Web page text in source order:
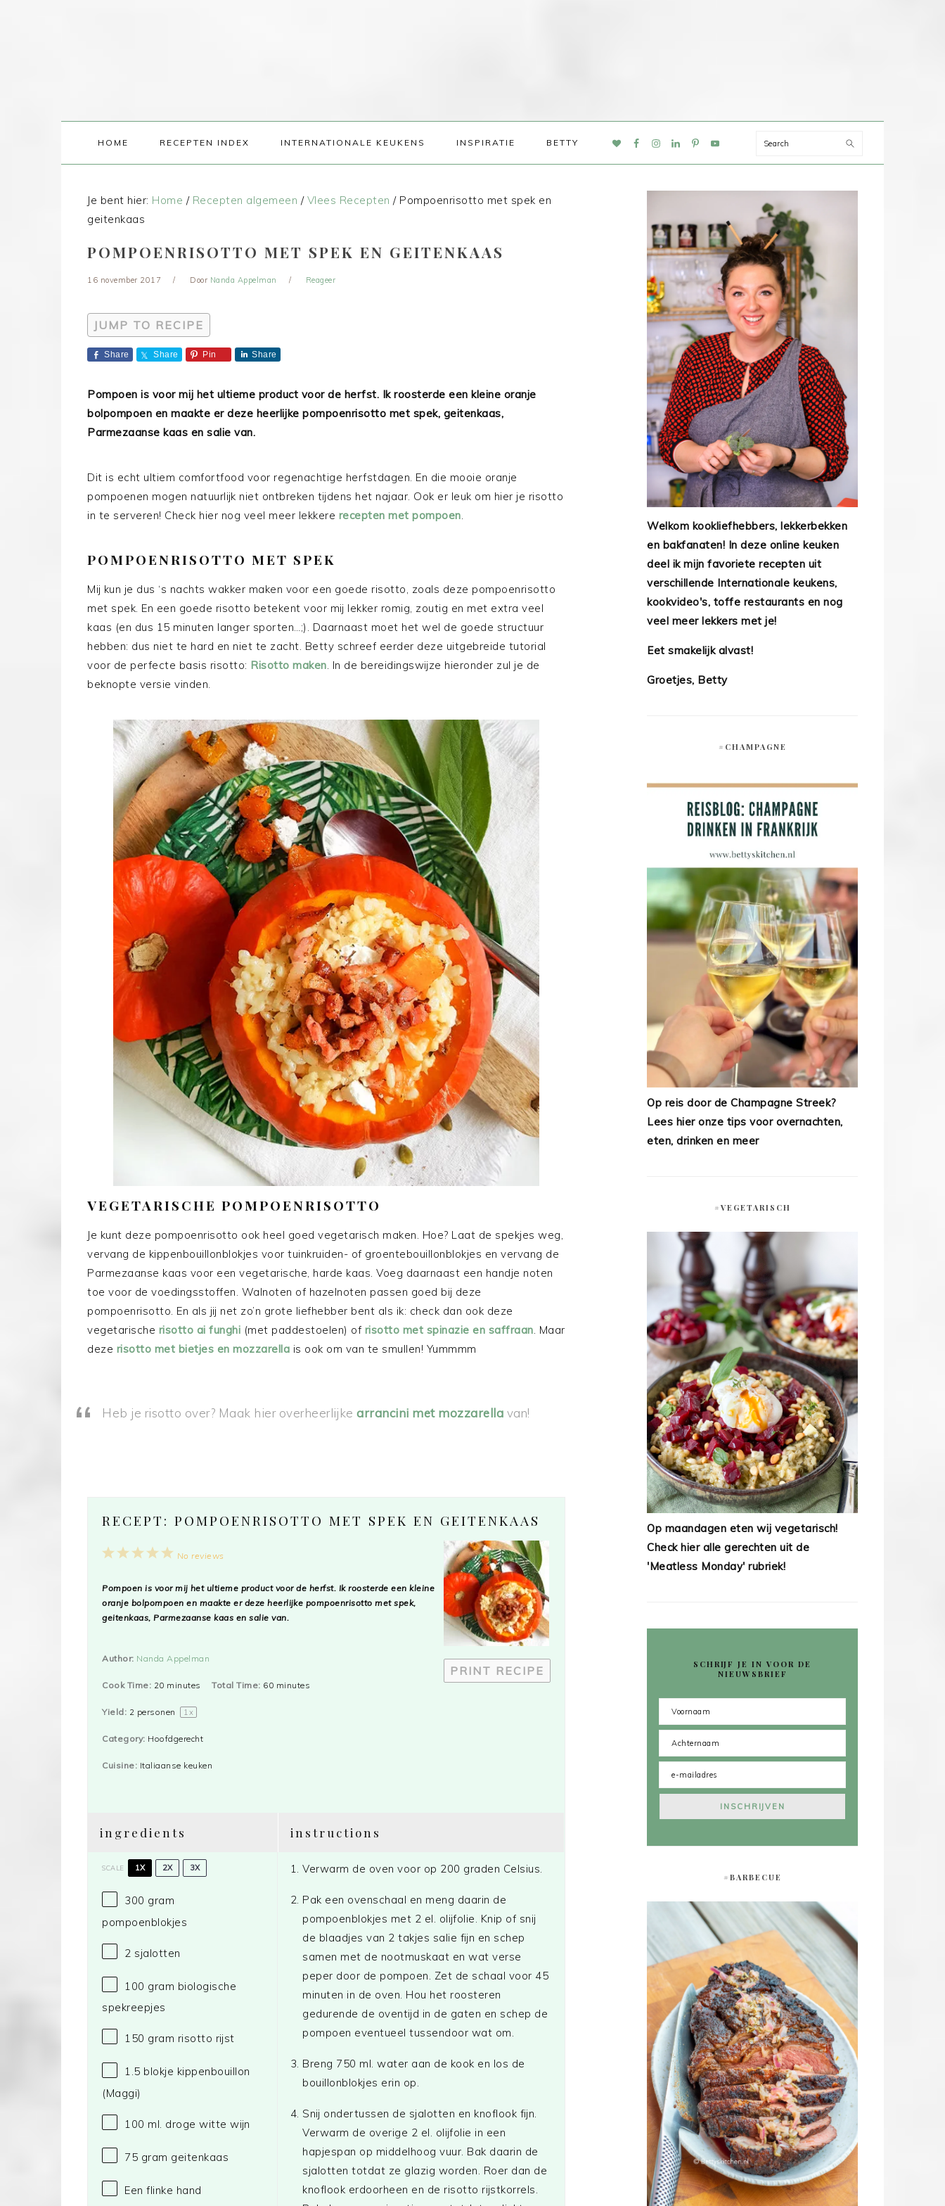
HOME RECEPTEN INDEX INTERNATIONALE KEUKENS INSPIRATIE BETTY
NAV
Search
Je bent hier: Home / Recepten algemeen / Vlees Recepten /Pompoenrisotto met spek en
geitenkaas
POMPOENRISOTTO MET SPEK EN GEITENKAAS
16 november 2017 Door Nanda Appelman Reageer
JUMP TO RECIPE
Share Share Pin Share
Pompoen is voor mij het ultieme product voor de herfst. Ik roosterde een kleine oranje
bolpompoen en maakte er deze heerlijke pompoenrisotto met spek, geitenkaas,
Parmezaanse kaas en salie van.
Dit is echt ultiem comfortfood voor regenachtige herfstdagen. En die mooie oranje
pompoenen mogen natuurlijk niet ontbreken tijdens het najaar. Ook er leuk om hier je risotto
in te serveren! Check hier nog veel meer lekkere recepten met pompoen.
POMPOENRISOTTO MET SPEK
Mij kun je dus ‘s nachts wakker maken voor een goede risotto, zoals deze pompoenrisotto
met spek. En een goede risotto betekent voor mij lekker romig, zoutig en met extra veel
kaas (en dus 15 minuten langer sporten…;). Daarnaast moet het wel de goede structuur
hebben: dus niet te hard en niet te zacht. Betty schreef eerder deze uitgebreide tutorial
voor de perfecte basis risotto: Risotto maken. In de bereidingswijze hieronder zul je de
beknopte versie vinden.
VEGETARISCHE POMPOENRISOTTO
Je kunt deze pompoenrisotto ook heel goed vegetarisch maken. Hoe? Laat de spekjes weg,
vervang de kippenbouillonblokjes voor tuinkruiden- of groentebouillonblokjes en vervang de
Parmezaanse kaas voor een vegetarische, harde kaas. Voeg daarnaast een handje noten
toe voor de voedingsstoffen. Walnoten of hazelnoten passen goed bij deze
pompoenrisotto. En als jij net zo’n grote liefhebber bent als ik: check dan ook deze
vegetarische risotto ai funghi (met paddestoelen) of risotto met spinazie en saffraan. Maar
deze risotto met bietjes en mozzarella is ook om van te smullen! Yummmm
Heb je risotto over? Maak hier overheerlijke arrancini met mozzarella van!
RECEPT: POMPOENRISOTTO MET SPEK EN GEITENKAAS
PRINT RECIPE
5
4
3
2
1
No reviews
Pompoen is voor mij het ultieme product voor de herfst. Ik roosterde een kleine
oranje bolpompoen en maakte er deze heerlijke pompoenrisotto met spek,
geitenkaas, Parmezaanse kaas en salie van.
Author: Nanda Appelman
Cook Time: 20 minutes Total Time: 60 minutes
Yield: 2 personen 1x
Category: Hoofdgerecht
Cuisine: Italiaanse keuken
ingredients
SCALE 1X 2X 3X
300 gram
pompoenblokjes
2 sjalotten
100 gram biologische
spekreepjes
150 gram risotto rijst
1.5 blokje kippenbouillon
(Maggi)
100 ml. droge witte wijn
75 gram geitenkaas
Een flinke hand
instructions
Verwarm de oven voor op 200 graden Celsius.
Pak een ovenschaal en meng daarin de
pompoenblokjes met 2 el. olijfolie. Knip of snij
de blaadjes van 2 takjes salie fijn en schep
samen met de nootmuskaat en wat verse
peper door de pompoen. Zet de schaal voor 45
minuten in de oven. Hou het roosteren
gedurende de oventijd in de gaten en schep de
pompoen eventueel tussendoor wat om.
Breng 750 ml. water aan de kook en los de
bouillonblokjes erin op.
Snij ondertussen de sjalotten en knoflook fijn.
Verwarm de overige 2 el. olijfolie in een
hapjespan op middelhoog vuur. Bak daarin de
sjalotten totdat ze glazig worden. Roer dan de
knoflook erdoorheen en de risotto rijstkorrels.
Welkom kookliefhebbers, lekkerbekken
en bakfanaten! In deze online keuken
deel ik mijn favoriete recepten uit
verschillende Internationale keukens,
kookvideo's, toffe restaurants en nog
veel meer lekkers met je!
Eet smakelijk alvast!
Groetjes, Betty
#CHAMPAGNE
Op reis door de Champagne Streek?
Lees hier onze tips voor overnachten,
eten, drinken en meer
#VEGETARISCH
Op maandagen eten wij vegetarisch!
Check hier alle gerechten uit de
'Meatless Monday' rubriek!
SCHRIJF JE IN VOOR DE
NIEUWSBRIEF
#BARBECUE